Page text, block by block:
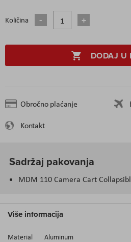
Količina
DODAJ U
Obročno plaćanje
Kontakt
Sadržaj pakovanja
MDM 110 Camera Cart
Više informacija
Material Aluminum